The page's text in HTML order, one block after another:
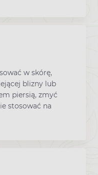
w skórę,
blizny lub
piersią, zmyć
stosować na